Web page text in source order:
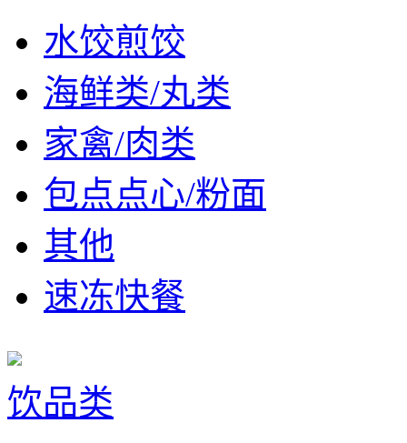
水饺煎饺
海鲜类/丸类
家禽/肉类
包点点心/粉面
其他
速冻快餐
饮品类